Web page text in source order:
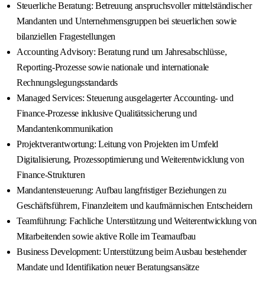
Steuerliche Beratung: Betreuung anspruchsvoller mittelständischer
Mandanten und Unternehmensgruppen bei steuerlichen sowie
bilanziellen Fragestellungen
Accounting Advisory: Beratung rund um Jahresabschlüsse,
Reporting-Prozesse sowie nationale und internationale
Rechnungslegungsstandards
Managed Services: Steuerung ausgelagerter Accounting- und
Finance-Prozesse inklusive Qualitätssicherung und
Mandantenkommunikation
Projektverantwortung: Leitung von Projekten im Umfeld
Digitalisierung, Prozessoptimierung und Weiterentwicklung von
Finance-Strukturen
Mandantensteuerung: Aufbau langfristiger Beziehungen zu
Geschäftsführern, Finanzleitern und kaufmännischen Entscheidern
Teamführung: Fachliche Unterstützung und Weiterentwicklung von
Mitarbeitenden sowie aktive Rolle im Teamaufbau
Business Development: Unterstützung beim Ausbau bestehender
Mandate und Identifikation neuer Beratungsansätze